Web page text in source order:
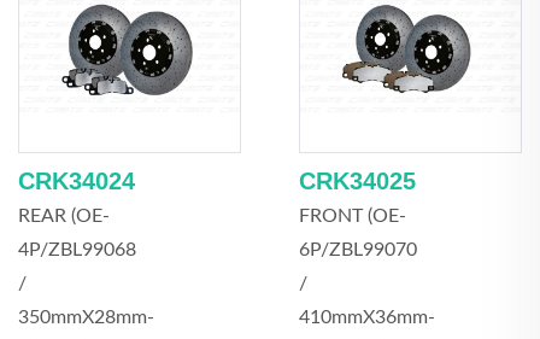
CRK34024
REAR (OE-
4P/ZBL99068
/
350mmX28mm-
CRK34025
FRONT (OE-
6P/ZBL99070
/
410mmX36mm-